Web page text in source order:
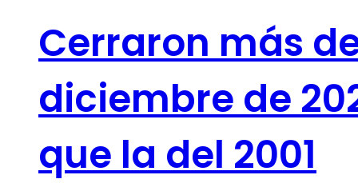
Cerraron más
diciembre de
que la del 2001